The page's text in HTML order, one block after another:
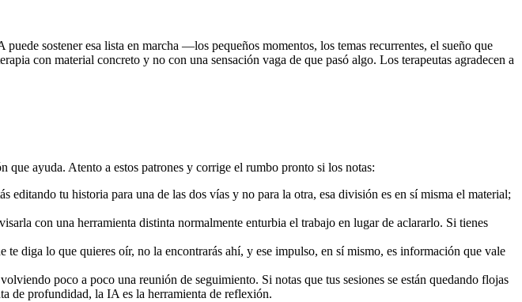
sostener esa lista en marcha —los pequeños momentos, los temas recurrentes, el sueño que
con material concreto y no con una sensación vaga de que pasó algo. Los terapeutas agradecen a
ayuda. Atento a estos patrones y corrige el rumbo pronto si los notas:
editando tu historia para una de las dos vías y no para la otra, esa división es en sí misma el material;
con una herramienta distinta normalmente enturbia el trabajo en lugar de aclararlo. Si tienes
diga lo que quieres oír, no la encontrarás ahí, y ese impulso, en sí mismo, es información que vale
poco a poco una reunión de seguimiento. Si notas que tus sesiones se están quedando flojas
de profundidad, la IA es la herramienta de reflexión.